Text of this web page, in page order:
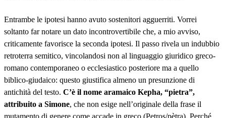
Entrambe le ipotesi hanno avuto sostenitori agguerriti. Vorrei
soltanto far notare un dato incontrovertibile che, a mio avviso,
criticamente favorisce la seconda ipotesi. Il passo rivela un indubbio
retroterra semitico, vincolandosi non al linguaggio giuridico greco-
romano contemporaneo o ecclesiastico posteriore ma a quello
biblico-giudaico: questo giustifica almeno un presunzione di
antichità del testo. C’è il nome aramaico Kepha, “pietra”,
attribuito a Simone, che non esige nell’originale della frase il
mutamento di genere come accade in greco (Petros/pètra). Perché